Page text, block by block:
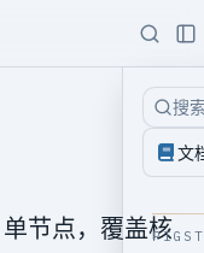
搜
文
节点，覆盖核